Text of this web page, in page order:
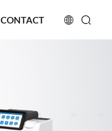
CONTACT
русский